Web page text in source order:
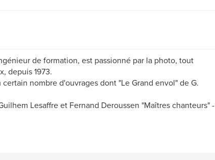
de formation, est passionné par la photo, tout
depuis 1973.
nombre d'ouvrages dont "Le Grand envol" de G.
Lesaffre et Fernand Deroussen "Maîtres chanteurs" -